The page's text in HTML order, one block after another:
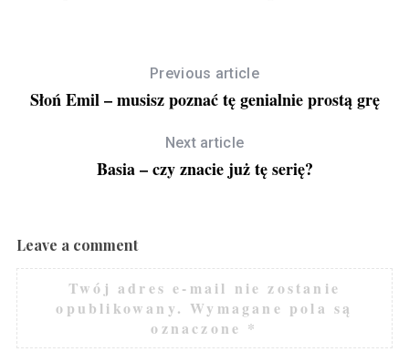
Previous article
Słoń Emil – musisz poznać tę genialnie prostą grę
Next article
Basia – czy znacie już tę serię?
Leave a comment
Twój adres e-mail nie zostanie
opublikowany. Wymagane pola są
oznaczone *